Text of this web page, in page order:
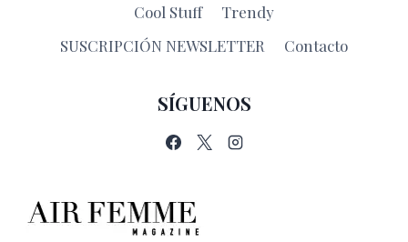
Cool Stuff
Trendy
SUSCRIPCIÓN NEWSLETTER
Contacto
SÍGUENOS